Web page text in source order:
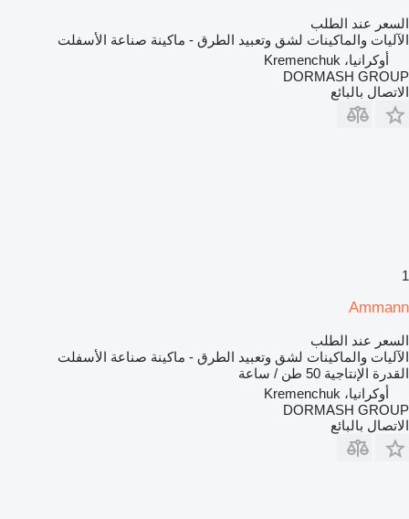
السعر عند الطلب
الآليات والماكينات لشق وتعبيد الطرق - ماكينة صناعة الأسفلت
أوكرانيا، Kremenchuk
DORMASH GROUP
الاتصال بالبائع
1
Ammann
السعر عند الطلب
الآليات والماكينات لشق وتعبيد الطرق - ماكينة صناعة الأسفلت
القدرة الإنتاجية 50 طن / ساعة
أوكرانيا، Kremenchuk
DORMASH GROUP
الاتصال بالبائع